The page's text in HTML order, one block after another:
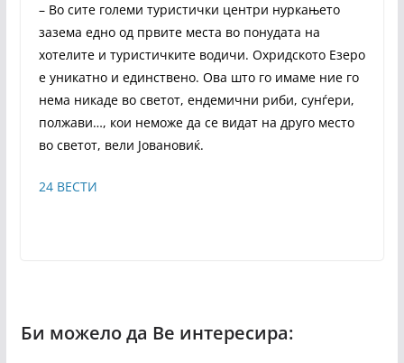
– Во сите големи туристички центри нуркањето
зазема едно од првите места во понудата на
хотелите и туристичките водичи. Охридското Езеро
е уникатно и единствено. Ова што го имаме ние го
нема никаде во светот, ендемични риби, сунѓери,
полжави…, кои неможе да се видат на друго место
во светот, вели Јовановиќ.
24 ВЕСТИ